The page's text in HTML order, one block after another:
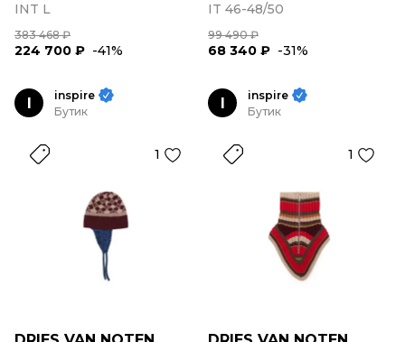
INT L
383 468 ₽
224 700 ₽ -41%
IT 46-48/50
99 490 ₽
68 340 ₽ -31%
I
inspire
Бутик
1
I
inspire
Бутик
1